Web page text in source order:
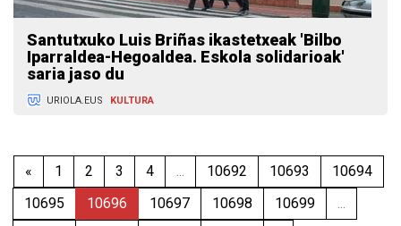
Santutxuko Luis Briñas ikastetxeak 'Bilbo
Iparraldea-Hegoaldea. Eskola solidarioak'
saria jaso du
URIOLA.EUS KULTURA
« 1 2 3 4 ... 10692 10693
10694
10695
10696 10697 10698 10699
...